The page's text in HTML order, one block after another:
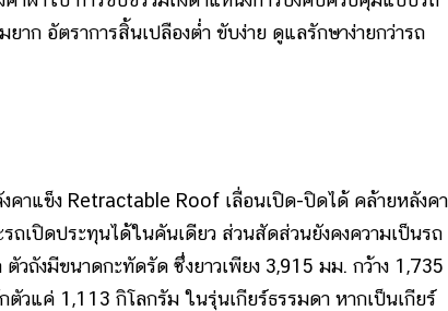
ก อัตราการสิ้นเปลืองต่ำ ขับง่าย ดูแลรักษาง่ายกว่ารถ
าแข็ง Retractable Roof เลื่อนเปิด-ปิดได้ คล้ายหลังคา
ถเปิดประทุนได้ในคันเดียว ส่วนสัดส่วนยังคงความเป็นรถ
ถังมีขนาดกะทัดรัด ซึ่งยาวเพียง 3,915 มม. กว้าง 1,735
วแค่ 1,113 กิโลกรัม ในรุ่นเกียร์ธรรมดา หากเป็นเกียร์